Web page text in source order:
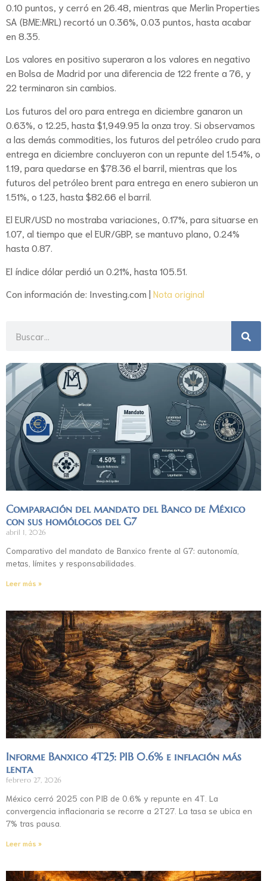
0.10 puntos, y cerró en 26.48, mientras que Merlin Properties
SA (BME:MRL) recortó un 0.36%, 0.03 puntos, hasta acabar
en 8.35.
Los valores en positivo superaron a los valores en negativo
en Bolsa de Madrid por una diferencia de 122 frente a 76, y
22 terminaron sin cambios.
Los futuros del oro para entrega en diciembre ganaron un
0.63%, o 12.25, hasta $1,949.95 la onza troy. Si observamos
a las demás commodities, los futuros del petróleo crudo para
entrega en diciembre concluyeron con un repunte del 1.54%, o
1.19, para quedarse en $78.36 el barril, mientras que los
futuros del petróleo brent para entrega en enero subieron un
1.51%, o 1.23, hasta $82.66 el barril.
El EUR/USD no mostraba variaciones, 0.17%, para situarse en
1.07, al tiempo que el EUR/GBP, se mantuvo plano, 0.24%
hasta 0.87.
El índice dólar perdió un 0.21%, hasta 105.51.
Con información de: Investing.com | Nota original
Comparación del mandato del Banco de México
con sus homólogos del G7
abril 1, 2026
Comparativo del mandato de Banxico frente al G7: autonomía,
metas, límites y responsabilidades.
Leer más »
Informe Banxico 4T25: PIB 0.6% e inflación más
lenta
febrero 27, 2026
México cerró 2025 con PIB de 0.6% y repunte en 4T. La
convergencia inflacionaria se recorre a 2T27. La tasa se ubica en
7% tras pausa.
Leer más »